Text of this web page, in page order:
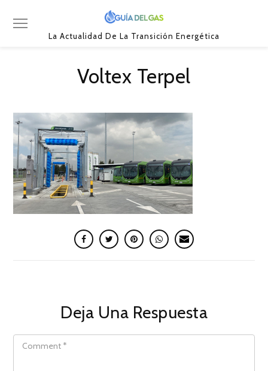
La Actualidad De La Transición Energética
Voltex Terpel
Deja Una Respuesta
COMMENT